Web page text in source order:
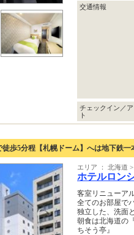
交通情報
チェックイン／
ト
歩5分程【札幌ドーム】へは地下鉄一
エリア ： 北海道
ホテルロン
客室リニューア
全てのお部屋で
独立した、洗面
朝食は北海道の
ちそう亭』